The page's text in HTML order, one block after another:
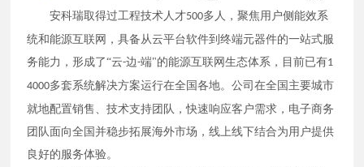
安科瑞取得过工程技术人才500多人，聚焦用户侧能效系
统和能源互联网，具备从云平台软件到终端元器件的一站式服
务能力，形成了“云-边-端"的能源互联网生态体系，目前已有1
4000多套系统解决方案运行在全国各地。公司在全国主要城市
就地配置销售、技术支持团队，快速响应客户需求，电子商务
团队面向全国并稳步拓展海外市场，线上线下结合为用户提供
良好的服务体验。